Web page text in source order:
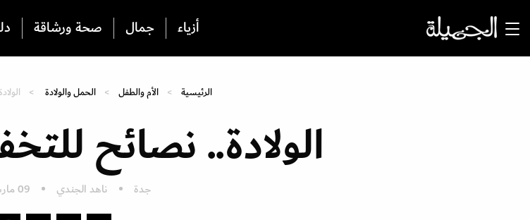
أزياء جمال صحة ورشاقة
الرئيسية الأم والطفل الحمل والولادة
الولادة.. نصائح
جدة ناهد الجندي 09 مارس 2017